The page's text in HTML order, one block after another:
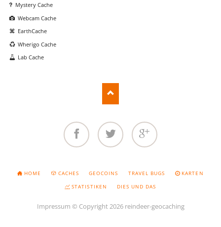
Mystery Cache
Webcam Cache
EarthCache
Wherigo Cache
Lab Cache
NAVIGATION
HOME CACHES GEOCOINS TRAVEL BUGS
KARTEN
STATISTIKEN
DIES UND DAS
Impressum © Copyright 2026 reindeer-geocaching